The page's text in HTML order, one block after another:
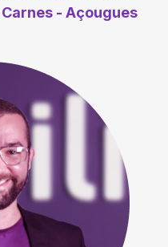
- Açougues